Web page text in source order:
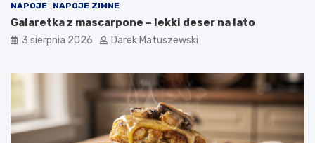
NAPOJE NAPOJE ZIMNE
Galaretka z mascarpone – lekki deser na lato
3 sierpnia 2026 Darek Matuszewski